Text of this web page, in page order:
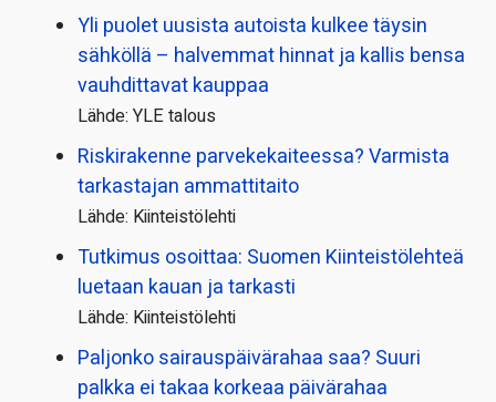
Yli puolet uusista autoista kulkee täysin
sähköllä – halvemmat hinnat ja kallis bensa
vauhdittavat kauppaa
Lähde: YLE talous
Riskirakenne parvekekaiteessa? Varmista
tarkastajan ammattitaito
Lähde: Kiinteistölehti
Tutkimus osoittaa: Suomen Kiinteistölehteä
luetaan kauan ja tarkasti
Lähde: Kiinteistölehti
Paljonko sairauspäivä­rahaa saa? Suuri
palkka ei takaa korkeaa päivärahaa